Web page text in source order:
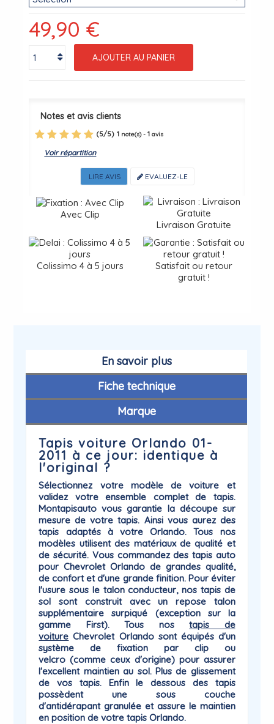
49,90 €
AJOUTER AU PANIER
Notes et avis clients
(5/5) 1 note(s) -1 avis
Voir répartition
LIRE AVIS EVALUEZ-LE
Avec Clip
Livraison Gratuite
Colissimo 4 à 5 jours
Satisfait ou retour
gratuit !
En savoir plus
Fiche technique
Marque
Tapis voiture Orlando 01-
2011 à ce jour: identique à
l'original ?
Sélectionnez votre modèle de voiture et
validez votre ensemble complet de tapis.
Montapisauto vous garantie la découpe sur
mesure de votre tapis. Ainsi vous aurez des
tapis adaptés à votreOrlando. Tous nos
modèles utilisent des matériaux de qualité et
de sécurité. Vous commandez des tapis auto
pour Chevrolet Orlando de grandes qualité,
de confort et d'une grande finition. Pour éviter
l'usure sous le talon conducteur, nos tapis de
sol sont construit avec un repose talon
supplémentaire surpiqué (exception sur la
gamme First). Tous nostapis de
voiture Chevrolet Orlando sont équipés d'un
système defixation par clip ou
velcro (comme ceux d'origine) pour assurer
l'excellent maintien au sol. Plus de glissement
de vos tapis. Enfin le dessous des tapis
possèdent une sous couche
d'antidérapantgranulée et assure le maintien
en position de votre tapis Orlando.